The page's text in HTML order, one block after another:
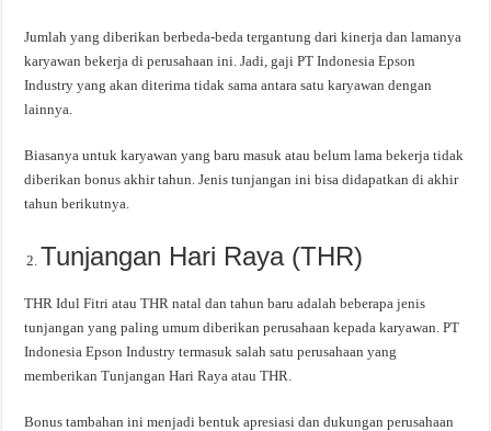
Jumlah yang diberikan berbeda-beda tergantung dari kinerja dan lamanya
karyawan bekerja di perusahaan ini. Jadi, gaji PT Indonesia Epson
Industry yang akan diterima tidak sama antara satu karyawan dengan
lainnya.
Biasanya untuk karyawan yang baru masuk atau belum lama bekerja tidak
diberikan bonus akhir tahun. Jenis tunjangan ini bisa didapatkan di akhir
tahun berikutnya.
Tunjangan Hari Raya (THR)
THR Idul Fitri atau THR natal dan tahun baru adalah beberapa jenis
tunjangan yang paling umum diberikan perusahaan kepada karyawan. PT
Indonesia Epson Industry termasuk salah satu perusahaan yang
memberikan Tunjangan Hari Raya atau THR.
Bonus tambahan ini menjadi bentuk apresiasi dan dukungan perusahaan